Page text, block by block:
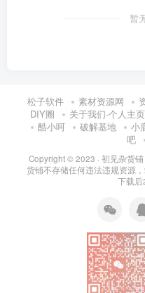
暂
松子软件 素材资源网
DIY圈
关于我们-个人主页
酷小呵
破解基地 小
吧
Copyright © 2023 · 初见杂货铺
货铺不存储任何违法违规资源
下载后